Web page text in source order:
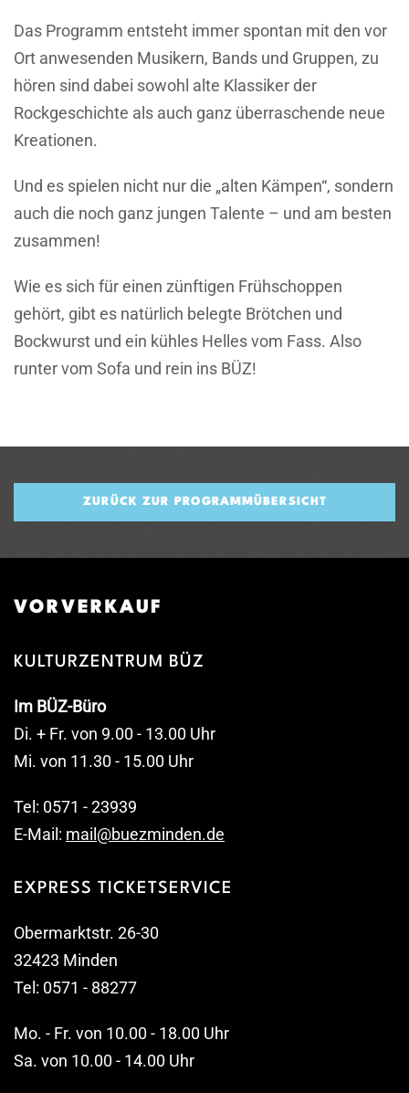
Das Programm entsteht immer spontan mit den vor
Ort anwesenden Musikern, Bands und Gruppen, zu
hören sind dabei sowohl alte Klassiker der
Rockgeschichte als auch ganz überraschende neue
Kreationen.
Und es spielen nicht nur die „alten Kämpen“, sondern
auch die noch ganz jungen Talente – und am besten
zusammen!
Wie es sich für einen zünftigen Frühschoppen
gehört, gibt es natürlich belegte Brötchen und
Bockwurst und ein kühles Helles vom Fass. Also
runter vom Sofa und rein ins BÜZ!
ZURÜCK ZUR PROGRAMMÜBERSICHT
VORVERKAUF
KULTURZENTRUM BÜZ
Im BÜZ-Büro
Di. + Fr. von 9.00 - 13.00 Uhr
Mi. von 11.30 - 15.00 Uhr
Tel: 0571 - 23939
E-Mail: mail@buezminden.de
EXPRESS TICKETSERVICE
Obermarktstr. 26-30
32423 Minden
Tel: 0571 - 88277
Mo. - Fr. von 10.00 - 18.00 Uhr
Sa. von 10.00 - 14.00 Uhr